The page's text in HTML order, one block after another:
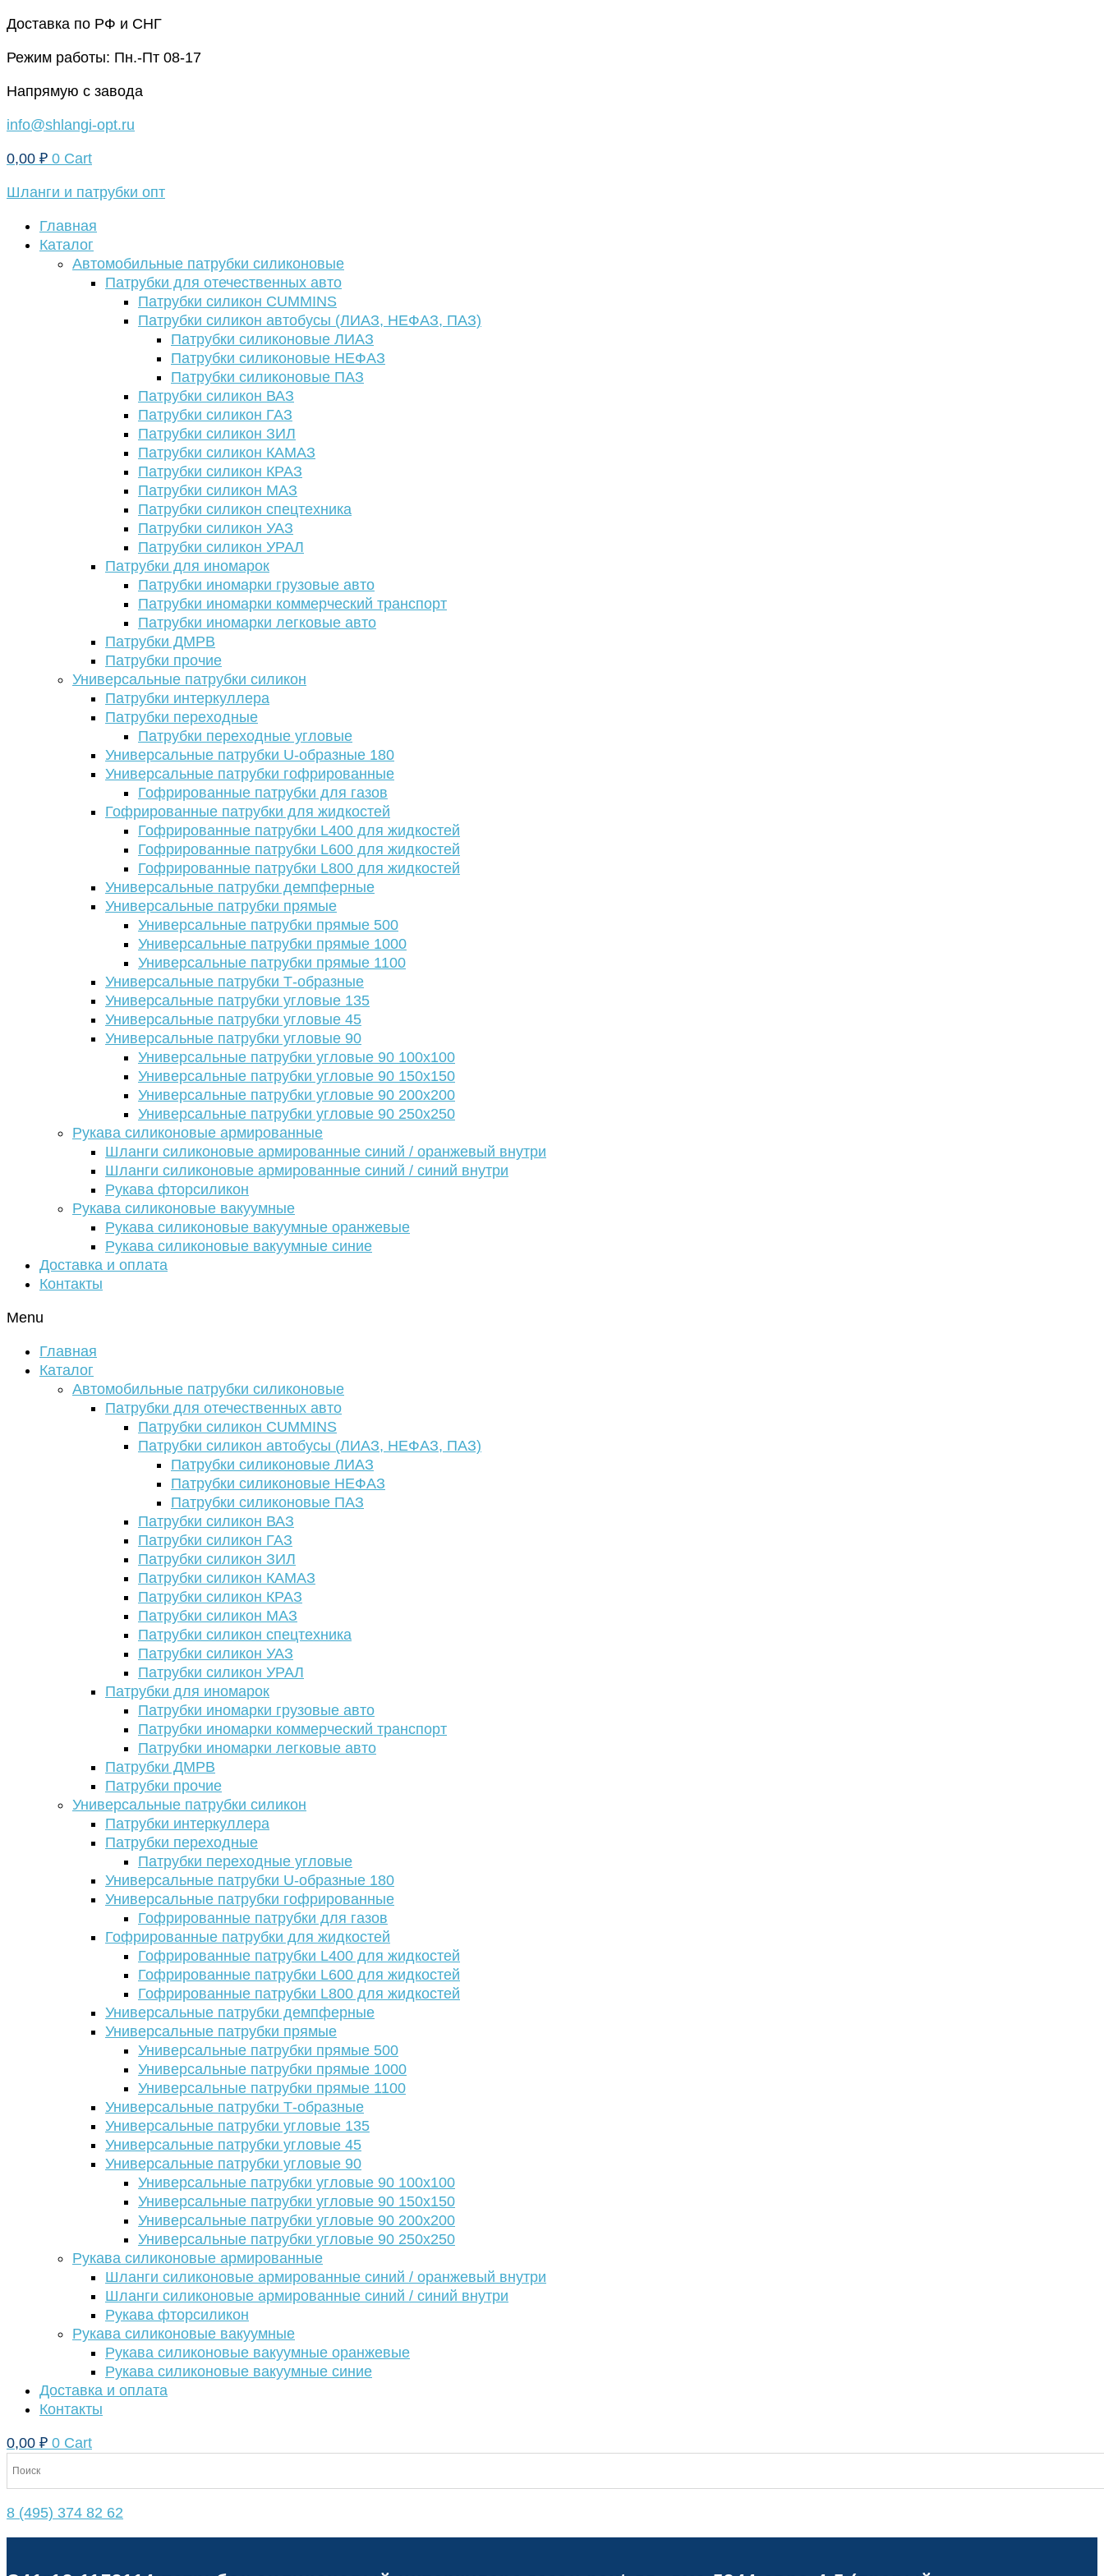
Перейти
содержимому
Доставка по РФ и СНГ
Режим работы: Пн.-Пт 08-17
Напрямую с завода
info@shlangi-opt.ru
0,00 ₽ 0 Cart
Шланги и патрубки опт
Главная
Каталог
Автомобильные патрубки силиконовые
Патрубки для отечественных авто
Патрубки силикон CUMMINS
Патрубки силикон автобусы (ЛИАЗ, НЕФАЗ, ПАЗ)
Патрубки силиконовые ЛИАЗ
Патрубки силиконовые НЕФАЗ
Патрубки силиконовые ПАЗ
Патрубки силикон ВАЗ
Патрубки силикон ГАЗ
Патрубки силикон ЗИЛ
Патрубки силикон КАМАЗ
Патрубки силикон КРАЗ
Патрубки силикон МАЗ
Патрубки силикон спецтехника
Патрубки силикон УАЗ
Патрубки силикон УРАЛ
Патрубки для иномарок
Патрубки иномарки грузовые авто
Патрубки иномарки коммерческий транспорт
Патрубки иномарки легковые авто
Патрубки ДМРВ
Патрубки прочие
Универсальные патрубки силикон
Патрубки интеркуллера
Патрубки переходные
Патрубки переходные угловые
Универсальные патрубки U-образные 180
Универсальные патрубки гофрированные
Гофрированные патрубки для газов
Гофрированные патрубки для жидкостей
Гофрированные патрубки L400 для жидкостей
Гофрированные патрубки L600 для жидкостей
Гофрированные патрубки L800 для жидкостей
Универсальные патрубки демпферные
Универсальные патрубки прямые
Универсальные патрубки прямые 500
Универсальные патрубки прямые 1000
Универсальные патрубки прямые 1100
Универсальные патрубки Т-образные
Универсальные патрубки угловые 135
Универсальные патрубки угловые 45
Универсальные патрубки угловые 90
Универсальные патрубки угловые 90 100х100
Универсальные патрубки угловые 90 150х150
Универсальные патрубки угловые 90 200х200
Универсальные патрубки угловые 90 250х250
Рукава силиконовые армированные
Шланги силиконовые армированные синий / оранжевый внутри
Шланги силиконовые армированные синий / синий внутри
Рукава фторсиликон
Рукава силиконовые вакуумные
Рукава силиконовые вакуумные оранжевые
Рукава силиконовые вакуумные синие
Доставка и оплата
Контакты
Menu
Главная
Каталог
Автомобильные патрубки силиконовые
Патрубки для отечественных авто
Патрубки силикон CUMMINS
Патрубки силикон автобусы (ЛИАЗ, НЕФАЗ, ПАЗ)
Патрубки силиконовые ЛИАЗ
Патрубки силиконовые НЕФАЗ
Патрубки силиконовые ПАЗ
Патрубки силикон ВАЗ
Патрубки силикон ГАЗ
Патрубки силикон ЗИЛ
Патрубки силикон КАМАЗ
Патрубки силикон КРАЗ
Патрубки силикон МАЗ
Патрубки силикон спецтехника
Патрубки силикон УАЗ
Патрубки силикон УРАЛ
Патрубки для иномарок
Патрубки иномарки грузовые авто
Патрубки иномарки коммерческий транспорт
Патрубки иномарки легковые авто
Патрубки ДМРВ
Патрубки прочие
Универсальные патрубки силикон
Патрубки интеркуллера
Патрубки переходные
Патрубки переходные угловые
Универсальные патрубки U-образные 180
Универсальные патрубки гофрированные
Гофрированные патрубки для газов
Гофрированные патрубки для жидкостей
Гофрированные патрубки L400 для жидкостей
Гофрированные патрубки L600 для жидкостей
Гофрированные патрубки L800 для жидкостей
Универсальные патрубки демпферные
Универсальные патрубки прямые
Универсальные патрубки прямые 500
Универсальные патрубки прямые 1000
Универсальные патрубки прямые 1100
Универсальные патрубки Т-образные
Универсальные патрубки угловые 135
Универсальные патрубки угловые 45
Универсальные патрубки угловые 90
Универсальные патрубки угловые 90 100х100
Универсальные патрубки угловые 90 150х150
Универсальные патрубки угловые 90 200х200
Универсальные патрубки угловые 90 250х250
Рукава силиконовые армированные
Шланги силиконовые армированные синий / оранжевый внутри
Шланги силиконовые армированные синий / синий внутри
Рукава фторсиликон
Рукава силиконовые вакуумные
Рукава силиконовые вакуумные оранжевые
Рукава силиконовые вакуумные синие
Доставка и оплата
Контакты
0,00 ₽ 0 Cart
8 (495) 374 82 62